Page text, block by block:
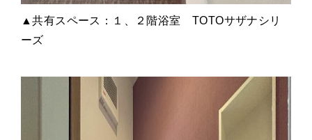
▲共有スペース：１、２階浴室 TOTOサザナシリ
ーズ